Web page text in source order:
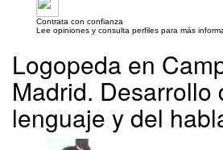
Contrata con confianza
Lee opiniones y consulta perfiles para más
Logopeda en
Madrid. Desarrollo
lenguaje y del